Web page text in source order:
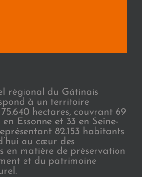
régional du Gâtinais
à un territoire
75.640 hectares, couvrant 69
Essonne et 33 en Seine-
82.153 habitants
au cœur des
en matière de préservation
et du patrimoine